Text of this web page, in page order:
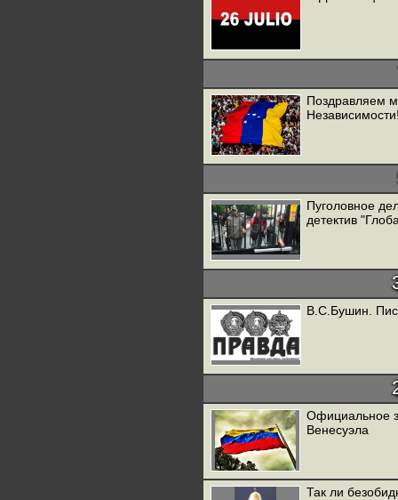
Поздравляем
Пуголовное
детектив
В.С.Бушин.
Официальное
Венесуэла
Так ли